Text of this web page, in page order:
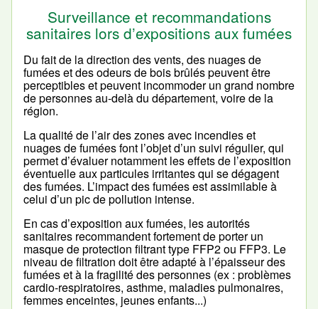
Surveillance et recommandations
sanitaires lors d’expositions aux fumées
Du fait de la direction des vents, des nuages de
fumées et des odeurs de bois brûlés peuvent être
perceptibles et peuvent incommoder un grand nombre
de personnes au-delà du département, voire de la
région.
La qualité de l’air des zones avec incendies et
nuages de fumées font l’objet d’un suivi régulier, qui
permet d’évaluer notamment les effets de l’exposition
éventuelle aux particules irritantes qui se dégagent
des fumées. L’impact des fumées est assimilable à
celui d’un pic de pollution intense.
En cas d’exposition aux fumées, les autorités
sanitaires recommandent fortement de porter un
masque de protection filtrant type FFP2 ou FFP3. Le
niveau de filtration doit être adapté à l’épaisseur des
fumées et à la fragilité des personnes (ex : problèmes
cardio-respiratoires, asthme, maladies pulmonaires,
femmes enceintes, jeunes enfants...)